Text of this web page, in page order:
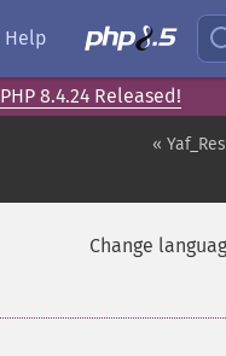
Help
PHP 8.4.24 Released!
«
Change